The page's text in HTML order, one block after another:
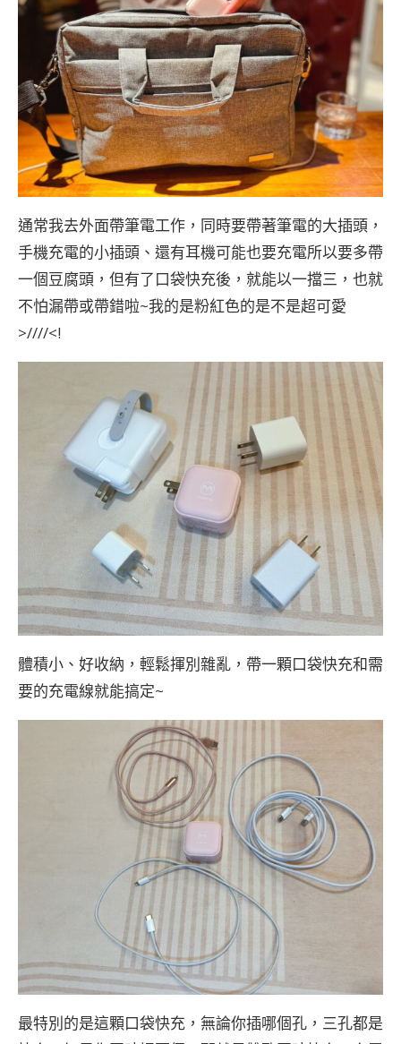
通常我去外面帶筆電工作，同時要帶著筆電的大插頭，
手機充電的小插頭、還有耳機可能也要充電所以要多帶
一個豆腐頭，但有了口袋快充後，就能以一擋三，也就
不怕漏帶或帶錯啦~我的是粉紅色的是不是超可愛
>////<!
體積小、好收納，輕鬆揮別雜亂，帶一顆口袋快充和需
要的充電線就能搞定~
最特別的是這顆口袋快充，無論你插哪個孔，三孔都是